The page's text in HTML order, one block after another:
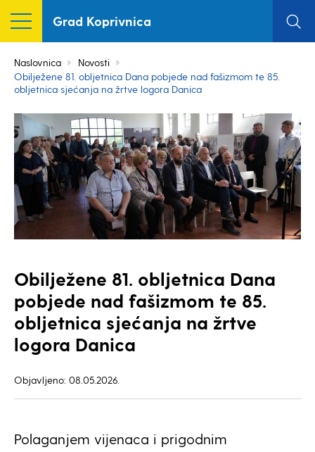
Grad Koprivnica
Naslovnica
Novosti
Obilježene 81. obljetnica Dana pobjede nad fašizmom te 85.
obljetnica sjećanja na žrtve logora Danica
Obilježene 81. obljetnica Dana
pobjede nad fašizmom te 85.
obljetnica sjećanja na žrtve
logora Danica
Objavljeno: 08.05.2026.
Polaganjem vijenaca i prigodnim